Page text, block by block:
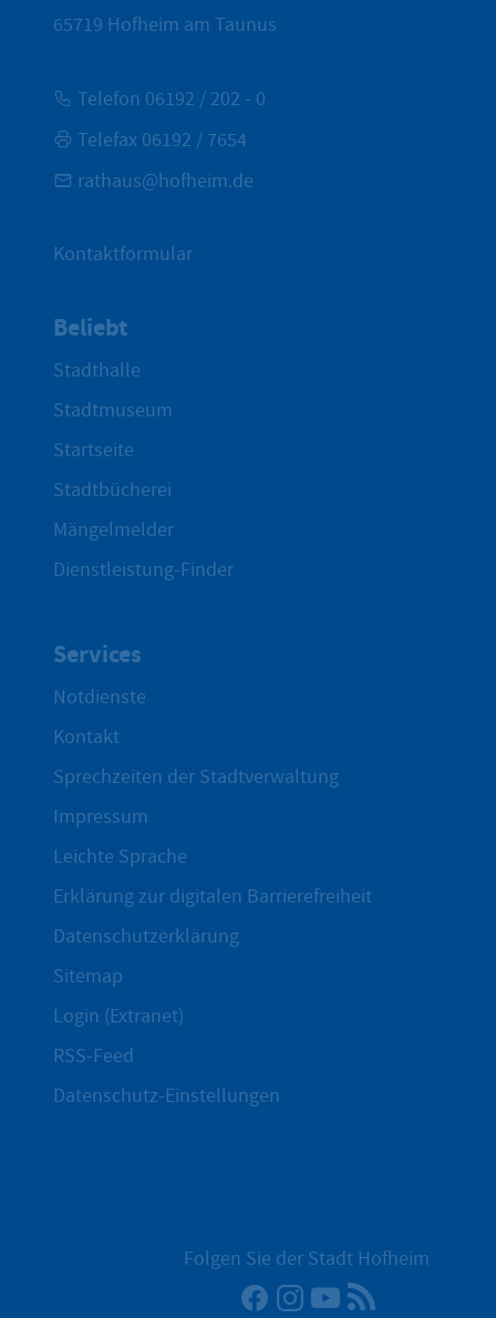
65719 Hofheim am Taunus
Telefon 06192 / 202 - 0
Telefax 06192 / 7654
rathaus@hofheim.de
Kontaktformular
Beliebt
Stadthalle
Stadtmuseum
Startseite
Stadtbücherei
Mängelmelder
Dienstleistung-Finder
Services
Notdienste
Kontakt
Sprechzeiten der Stadtverwaltung
Impressum
Leichte Sprache
Erklärung zur digitalen Barrierefreiheit
Datenschutzerklärung
Sitemap
Login (Extranet)
RSS-Feed
Datenschutz-Einstellungen
Folgen Sie der Stadt Hofheim
Facebook
Instagram
YouTube